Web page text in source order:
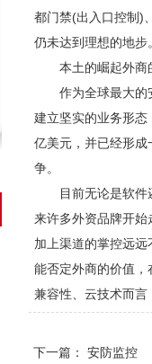
都门禁(出入口控制)
仍未达到理想的地步
本土的崛起外商
作为全球最大的
建立坚实的业务形态
亿美元，并已经形
争。
目前无论是软
来许多外资品牌开
加上渠道的掌控远远
能否定外商的价值，
兼容性、云技术而言
下一篇： 安防监控